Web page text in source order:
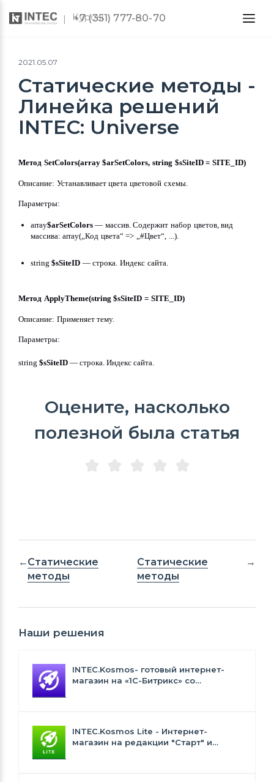
Курсы
+7 (351) 777-80-70
2021.05.07
Статические методы -
Линейка решений
INTEC: Universe
Метод SetColors(array $arSetColors, string $sSiteID = SITE_ID)
Описание: Устанавливает цвета цветовой схемы.
Параметры:
array$arSetColors — массив. Содержит набор цветов, вид
массива: array(„Код цвета“ => „#Цвет“, ...).
string $sSiteID — строка. Индекс сайта.
Метод ApplyTheme(string $sSiteID = SITE_ID)
Описание: Применяет тему.
Параметры:
string $sSiteID — строка. Индекс сайта.
Оцените, насколько
полезной была статья
Статические
методы
Статические
методы
Наши решения
INTEC.Kosmos- готовый интернет-
магазин на «1С-Битрикс» со
INTEC.Kosmos Lite - Интернет-
магазин на редакции "Старт" и